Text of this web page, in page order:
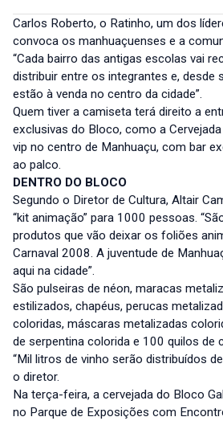
Carlos Roberto, o Ratinho, um dos
convoca os manhuaçuenses e a
“Cada bairro das antigas escolas vai
distribuir entre os integrantes e, desde
estão à venda no centro da cidade”.
Quem tiver a camiseta terá direito a
exclusivas do Bloco, como a
vip no centro de Manhuaçu, com bar
ao palco.
DENTRO DO BLOCO
Segundo o Diretor de Cultura, Altair
“kit animação” para 1000 pessoas.
produtos que vão deixar os foliões
Carnaval 2008. A juventude de
aqui na cidade”.
São pulseiras de néon, maracas
estilizados, chapéus, perucas
coloridas, máscaras metalizadas
de serpentina colorida e 100 quilos de
“Mil litros de vinho serão distribuídos
o diretor.
Na terça-feira, a cervejada do Bloco
no Parque de Exposições com